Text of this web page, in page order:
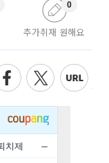
추가취재 원해요
0